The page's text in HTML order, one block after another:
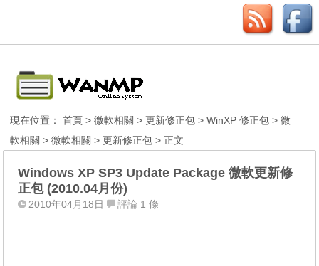
現在位置：首頁 >微軟相關 >更新修正包 >WinXP 修正包 >微
軟相關 >微軟相關 >更新修正包 > 正文
Windows XP SP3 Update Package 微軟更新修
正包 (2010.04月份)
2010年04月18日 評論 1 條